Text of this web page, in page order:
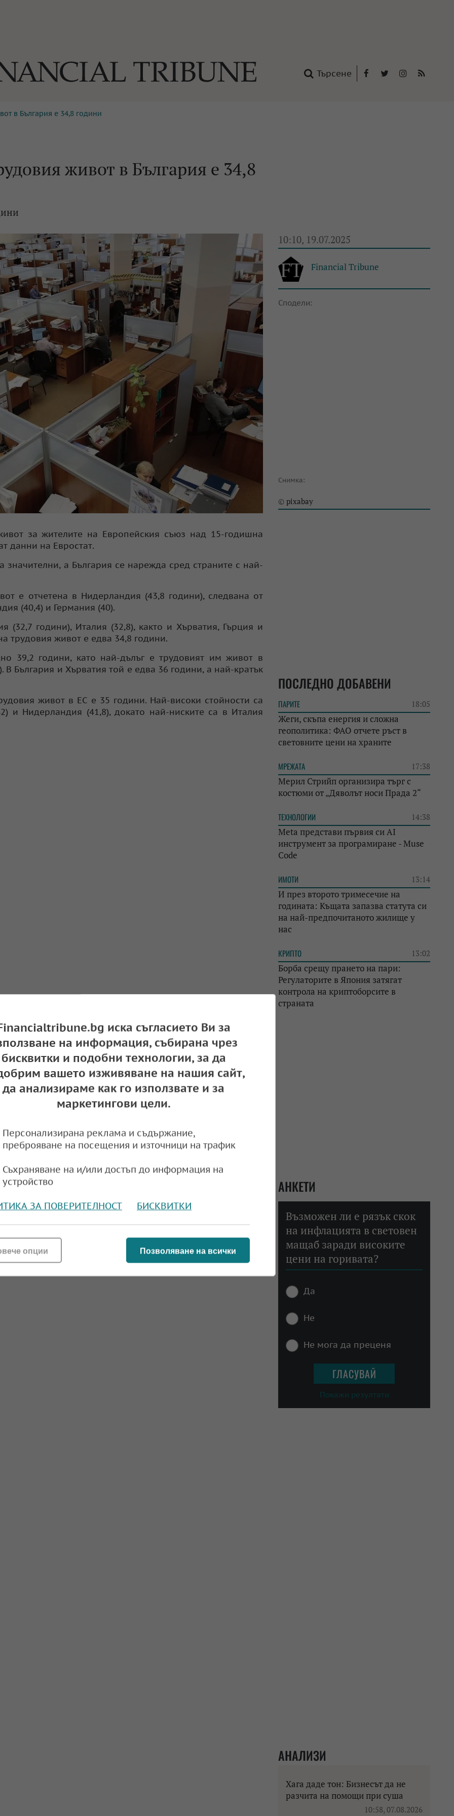
Търсене
в България е 34,8 години
живот в България е 34,8
10:10, 19.07.2025
Financial Tribune
Сподели:
Снимка:
© pixabay
за жителите на Европейския съюз над 15-годишна
данни на Евростат.
а България се нарежда сред страните с най-
е отчетена в Нидерландия (43,8 години), следвана от
(40,4) и Германия (40).
(32,7 години), Италия (32,8), както и Хърватия, Гърция и
трудовия живот е едва 34,8 години.
39,2 години, като най-дълъг е трудовият им живот в
България и Хърватия той е едва 36 години, а най-кратък
живот в ЕС е 35 години. Най-високи стойности са
и Нидерландия (41,8), докато най-ниските са в Италия
ПОСЛЕДНО ДОБАВЕНИ
ПАРИТЕ 18:05
Жеги, скъпа енергия и сложна
геополитика: ФАО отчете ръст в
световните цени на храните
МРЕЖАТА 17:38
Мерил Стрийп организира търг с
костюми от „Дяволът носи Прада 2“
ТЕХНОЛОГИИ 14:38
Meta представи първия си AI
инструмент за програмиране - Muse
Code
ИМОТИ 13:14
И през второто тримесечие на
годината: Къщата запазва статута си
на най-предпочитаното жилище у
нас
КРИПТО 13:02
Борба срещу прането на пари:
Регулаторите в Япония затягат
контрола на криптоборсите в
страната
АНКЕТИ
Възможен ли е рязък скок
на инфлацията в световен
мащаб заради високите
цени на горивата?
Да
Не
Не мога да преценя
Покажи резултати
АНАЛИЗИ
Хага даде тон: Бизнесът да не
разчита на помощи при суша
10:58, 07.08.2026
иска съгласието Ви за
на информация, събирана чрез
бисквитки и подобни технологии, за да
вашето изживяване на нашия сайт,
да анализираме как го използвате и за
маркетингови цели.
Персонализирана реклама и съдържание,
преброяване на посещения и източници на трафик
Съхраняване на и/или достъп до информация на
устройство
ЗА ПОВЕРИТЕЛНОСТ БИСКВИТКИ
Позволяване на всички
опции